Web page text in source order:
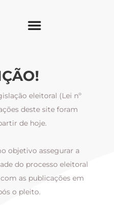
eleitoral (Lei nº
deste site foram
de hoje.
objetivo assegurar a
do processo eleitoral
as publicações em
o pleito.